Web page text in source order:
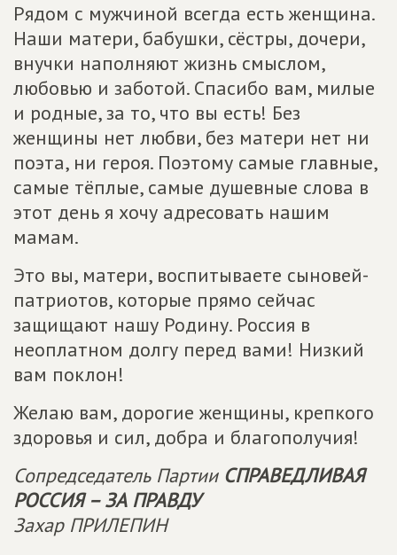
Рядом с мужчиной всегда есть женщина.
Наши матери, бабушки, сёстры, дочери,
внучки наполняют жизнь смыслом,
любовью и заботой. Спасибо вам, милые
и родные, за то, что вы есть! Без
женщины нет любви, без матери нет ни
поэта, ни героя. Поэтому самые главные,
самые тёплые, самые душевные слова в
этот день я хочу адресовать нашим
мамам.
Это вы, матери, воспитываете сыновей-
патриотов, которые прямо сейчас
защищают нашу Родину. Россия в
неоплатном долгу перед вами! Низкий
вам поклон!
Желаю вам, дорогие женщины, крепкого
здоровья и сил, добра и благополучия!
Сопредседатель Партии СПРАВЕДЛИВАЯ
РОССИЯ – ЗА ПРАВДУ
Захар ПРИЛЕПИН